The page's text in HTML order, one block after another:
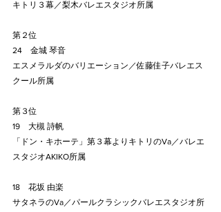
キトリ３幕／梨木バレエスタジオ所属
第２位
24　金城 琴音
エスメラルダのバリエーション／佐藤佳子バレエス
クール所属
第３位
19　大槻 詩帆
「ドン・キホーテ」第３幕よりキトリのVa／バレエ
スタジオAKIKO所属
18　花坂 由楽
サタネラのVa／パールクラシックバレエスタジオ所